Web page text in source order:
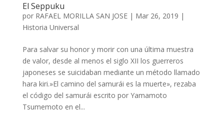
El Seppuku
por RAFAEL MORILLA SAN JOSE| Mar 26, 2019 |
Historia Universal
Para salvar su honor y morir con una última muestra
de valor, desde al menos el siglo XII los guerreros
japoneses se suicidaban mediante un método llamado
hara kiri.»El camino del samurái es la muerte», rezaba
el código del samurái escrito por Yamamoto
Tsumemoto en el...